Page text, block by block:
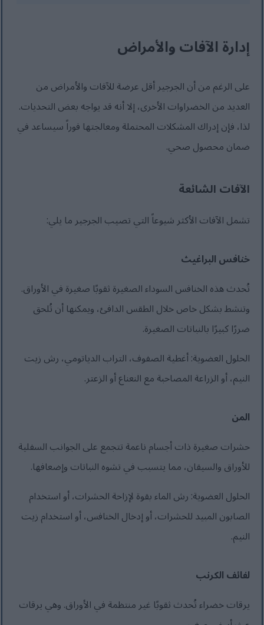
إدارة الآفات والأمراض
على الرغم من أن الجرجير أقل عرضة للآفات والأمراض من
العديد من الخضراوات الأخرى، إلا أنه قد يواجه بعض التحديات.
لذا، فإن إدراك المشكلات المحتملة ومعالجتها فوراً سيساعد في
ضمان محصول صحي.
الآفات الشائعة
تشمل الآفات الأكثر شيوعاً التي تصيب الجرجير ما يلي:
خنافس البراغيث
تُحدث هذه الخنافس السوداء الصغيرة ثقوبًا صغيرة في الأوراق.
وتنشط بشكل خاص خلال الطقس الدافئ، ويمكنها أن تُلحق
ضررًا كبيرًا بالنباتات الصغيرة.
الحلول العضوية: أغطية الصفوف، التراب الدياتومي، رش زيت
النيم، أو الزراعة المصاحبة مع النعناع أو الزعتر.
المن
حشرات صغيرة ذات أجسام ناعمة تتجمع على الجوانب السفلية
للأوراق والسيقان، مما يتسبب في تشوه النباتات وإضعافها.
الحلول العضوية: رش الماء بقوة لإزاحة الحشرات، أو استخدام
الصابون المبيد للحشرات، أو إدخال الخنافس، أو استخدام زيت
النيم.
لفائف الكرنب
يرقات خضراء تُحدث ثقوبًا غير منتظمة في الأوراق. وهي يرقات